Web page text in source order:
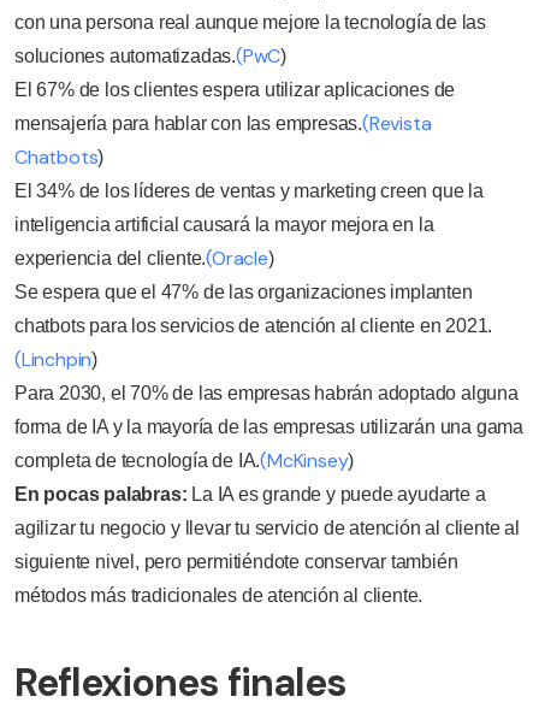
con una persona real aunque mejore la tecnología de las
soluciones automatizadas.(PwC)
El 67% de los clientes espera utilizar aplicaciones de
mensajería para hablar con las empresas.(Revista
Chatbots)
El 34% de los líderes de ventas y marketing creen que la
inteligencia artificial causará la mayor mejora en la
experiencia del cliente.(Oracle)
Se espera que el 47% de las organizaciones implanten
chatbots para los servicios de atención al cliente en 2021.
(Linchpin)
Para 2030, el 70% de las empresas habrán adoptado alguna
forma de IA y la mayoría de las empresas utilizarán una gama
completa de tecnología de IA.(McKinsey)
En pocas palabras: La IA es grande y puede ayudarte a
agilizar tu negocio y llevar tu servicio de atención al cliente al
siguiente nivel, pero permitiéndote conservar también
métodos más tradicionales de atención al cliente.
Reflexiones finales